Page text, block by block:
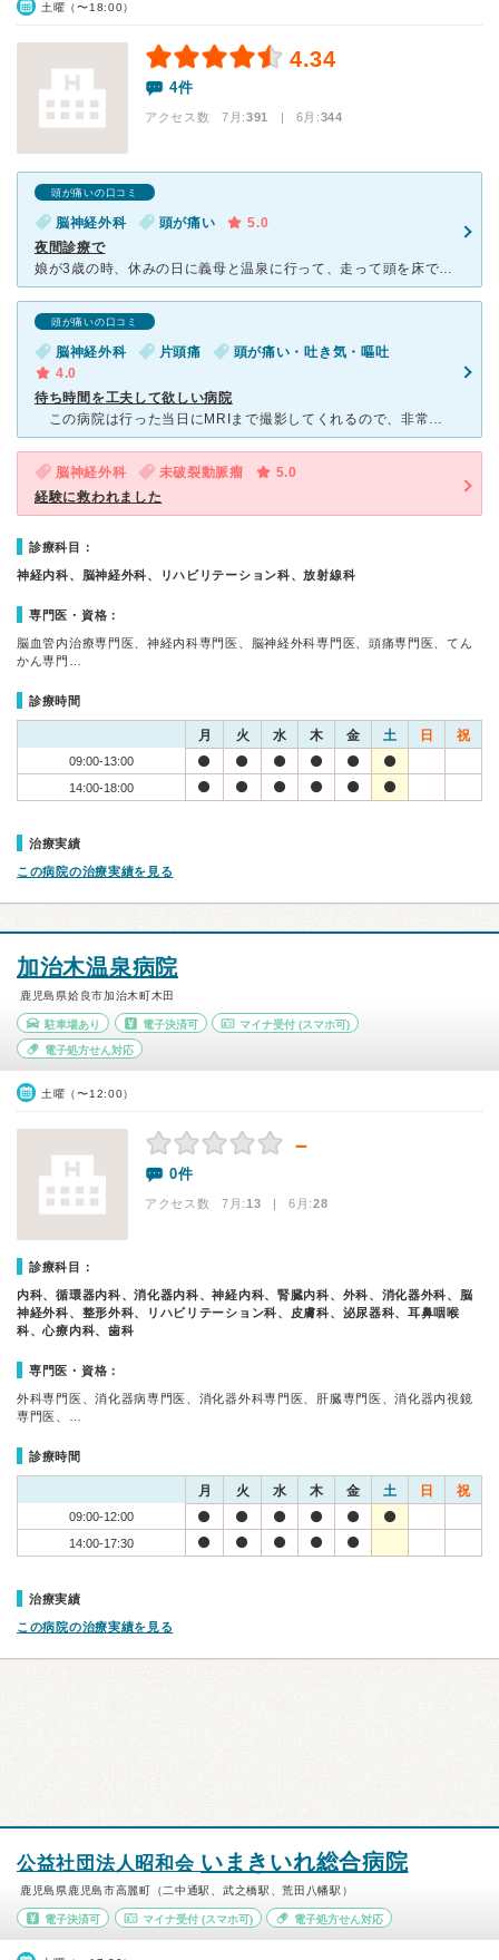
土曜（〜18:00）
4.34
4件
アクセス数 7月:391 | 6月:344
頭が痛いの口コミ
脳神経外科 頭が痛い
5.0
夜間診療で
娘が3歳の時、休みの日に義母と温泉に行って、走って頭を床で打ち、夜になって頭が痛いと言い出しました。心配だったので、夜間に電話で問い合わせたところ、夜間診療をしていたので直ぐに診療を受けました。MRI
頭が痛いの口コミ
脳神経外科 片頭痛
頭が痛い・吐き気・嘔吐
4.0
待ち時間を工夫して欲しい病院
この病院は行った当日にMRIまで撮影してくれるので、非常に親切な病院です。他の病院に行くと予約が必要ですが、この病院は予約なしで当日に行くとMRIまで撮ってくれます。 ただし、病院の開始時間に受
脳神経外科 未破裂動脈瘤
5.0
経験に救われました
診療科目：
神経内科、脳神経外科、リハビリテーション科、放射線科
専門医・資格：
脳血管内治療専門医、神経内科専門医、脳神経外科専門医、頭痛専門医、てん
かん専門…
診療時間
月 火 水 木 金 土 日 祝
09:00-13:00
14:00-18:00
治療実績
この病院の治療実績を見る
加治木温泉病院
鹿児島県姶良市加治木町木田
駐車場あり 電子決済可 マイナ受付 (スマホ可)
電子処方せん対応
土曜（〜12:00）
－
0件
アクセス数 7月:13 | 6月:28
診療科目：
内科、循環器内科、消化器内科、神経内科、腎臓内科、外科、消化器外科、脳
神経外科、整形外科、リハビリテーション科、皮膚科、泌尿器科、耳鼻咽喉
科、心療内科、歯科
専門医・資格：
外科専門医、消化器病専門医、消化器外科専門医、肝臓専門医、消化器内視鏡
専門医、…
診療時間
月 火 水 木 金 土 日 祝
09:00-12:00
14:00-17:30
治療実績
この病院の治療実績を見る
公益社団法人昭和会 いまきいれ総合病院
鹿児島県鹿児島市高麗町（二中通駅、武之橋駅、荒田八幡駅）
電子決済可 マイナ受付(スマホ可) 電子処方せん対応